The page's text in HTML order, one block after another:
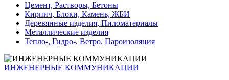
Цемент, Растворы, Бетоны
Кирпич, Блоки, Камень, ЖБИ
Деревянные изделия, Пиломатериалы
Металлические изделия
Тепло-, Гидро-, Ветро, Пароизоляция
ИНЖЕНЕРНЫЕ КОММУНИКАЦИИ